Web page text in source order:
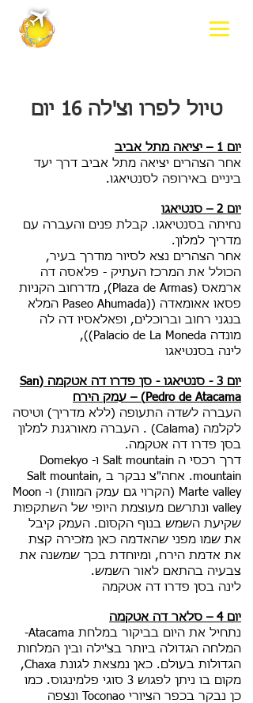
טיול לפרו וצ'לה 16 יום
יום 1 – יציאה מתל אביב
אחר הצהרים יציאה מתל אביב דרך יעד
ביניים באירופה לסנטיאגו.
יום 2 – סנטיאגו
נחיתה בסנטיאגו. קבלת פנים והעברה עם
מדריך למלון.
אחר הצהרים נצא לסיור מודרך בעיר,
הכולל את המרכז העתיק - פלאסה דה
ארמאס (Plaza de Armas), מדרחוב הקניות
פסאו אאומאדה ((Paseo Ahumada המלא
בנגני רחוב וברוכלים, ופאלאסיו דה לה
מונדה Palacio de La Moneda)),
לינה בסנטיאגו
יום 3 - סנטיאגו - סן פדרו דה אטקמה (San
Pedro de Atacama) – עמק הירח
העברה לשדה התעופה (ללא מדריך) וטיסה
לקלמה (Calama) . העברה מאורגנת למלון
בסן פדרו דה אטקמה.
דרך רכסי ה Salt mountain ו- Domekyo
mountain. אחה"צ נבקר ב Salt mountain,
Marte valley (הקרוי גם עמק המוות) ו- Moon
valley ונתרשם מעוצמת היופי של השתקפות
שקיעת השמש בנוף הקסום. העמק קיבל
את שמו מפני שהאדמה כאן מזכירה קצת
את אדמת הירח, ומיוחדת בכך שמשנה את
צבעיה בהתאם לאור השמש.
לינה בסן פדרו דה אטקמה
יום 4 – סלאר דה אטקמה
נתחיל את היום בביקור במלחת Atacama-
המלחה הגדולה ביותר בצ'ילה ובין המלחות
הגדולות בעולם. כאן נמצאת לגונת Chaxa,
מקום בו ניתן לפגוש 3 סוגי פלמינגוס. כמו
כן נבקר בכפר הציורי Toconao ונצפה